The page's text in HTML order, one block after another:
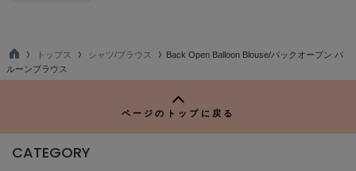
nezu
ネズ
ナウンス
TO
P
トップス シャツ/ブラウス
Back Open Balloon Blouse/バックオープン バ
ルーンブラウス
ページのトップに戻る
CATEGORY